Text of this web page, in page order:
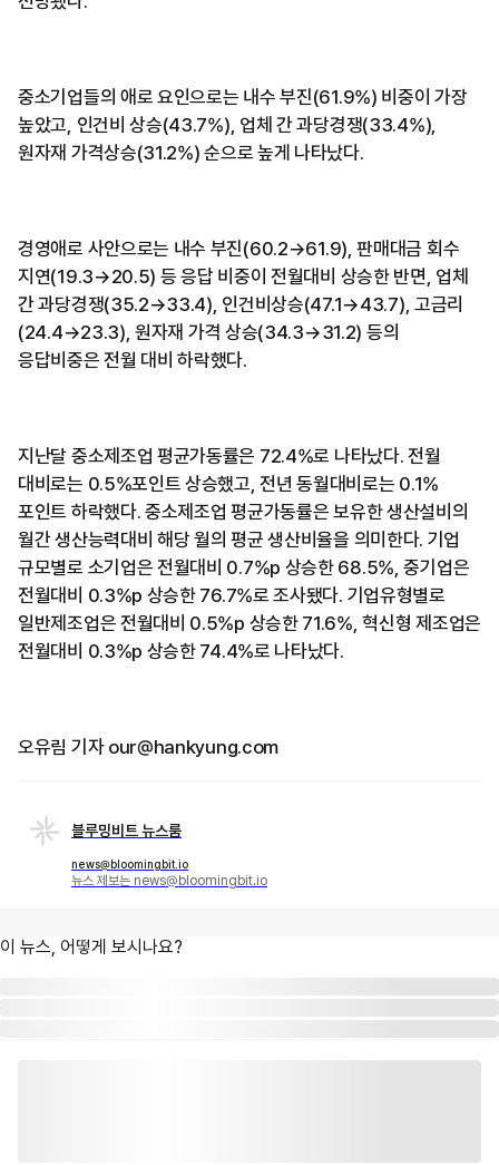
중소기업들의 애로 요인으로는 내수 부진(61.9%) 비중이 가장
높았고, 인건비 상승(43.7%), 업체 간 과당경쟁(33.4%),
원자재 가격상승(31.2%) 순으로 높게 나타났다.
경영애로 사안으로는 내수 부진(60.2→61.9), 판매대금 회수
지연(19.3→20.5) 등 응답 비중이 전월대비 상승한 반면, 업체
간 과당경쟁(35.2→33.4), 인건비상승(47.1→43.7), 고금리
(24.4→23.3), 원자재 가격 상승(34.3→31.2) 등의
응답비중은 전월 대비 하락했다.
지난달 중소제조업 평균가동률은 72.4%로 나타났다. 전월
대비로는 0.5%포인트 상승했고, 전년 동월대비로는 0.1%
포인트 하락했다. 중소제조업 평균가동률은 보유한 생산설비의
월간 생산능력대비 해당 월의 평균 생산비율을 의미한다. 기업
규모별로 소기업은 전월대비 0.7%p 상승한 68.5%, 중기업은
전월대비 0.3%p 상승한 76.7%로 조사됐다. 기업유형별로
일반제조업은 전월대비 0.5%p 상승한 71.6%, 혁신형 제조업은
전월대비 0.3%p 상승한 74.4%로 나타났다.
오유림 기자 our@hankyung.com
블루밍비트 뉴스룸
news@bloomingbit.io
뉴스 제보는 news@bloomingbit.io
이 뉴스, 어떻게 보시나요?